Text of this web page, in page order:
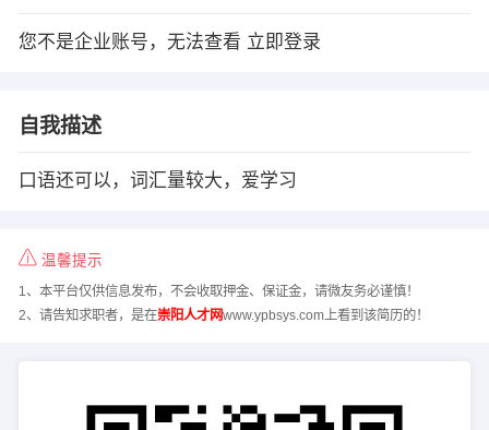
您不是企业账号，无法查看 立即登录
自我描述
口语还可以，词汇量较大，爱学习
温馨提示
1、本平台仅供信息发布，不会收取押金、保证金，请微友务必谨慎！
2、请告知求职者，是在崇阳人才网www.ypbsys.com上看到该简历的！